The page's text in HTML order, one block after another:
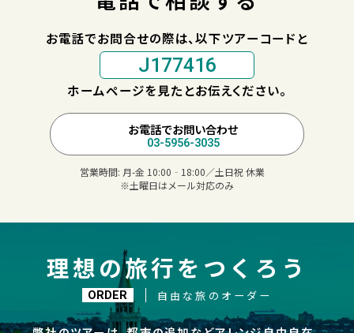
お電話でお問合せの際は、以下ツアーコードと
J177416
ホームページを見たとお伝えください。
お電話でお問い合わせ
03-5956-3035
営業時間: 月-金 10:00‐18:00／土日祝 休業
※土曜日はメール対応のみ
理想の旅行をつくろう
ORDER 自由な旅のオーダー